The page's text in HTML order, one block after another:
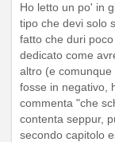
Ho letto un po' in
tipo che devi solo
fatto che duri
dedicato come
altro (e
fosse in negativo,
commenta "che
contenta seppur,
secondo capitolo